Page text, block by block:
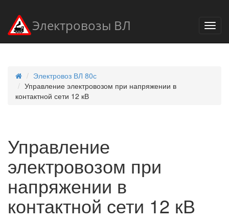
Электровозы ВЛ
Электровоз ВЛ 80с
Управление электровозом при напряжении в
контактной сети 12 кВ
Управление
электровозом при
напряжении в
контактной сети 12 кВ